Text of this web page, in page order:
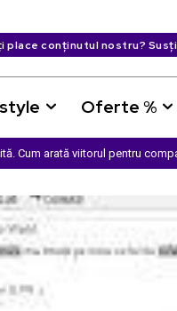
place conținutul nostru?
Oferte %
Cum arată viitorul pentru